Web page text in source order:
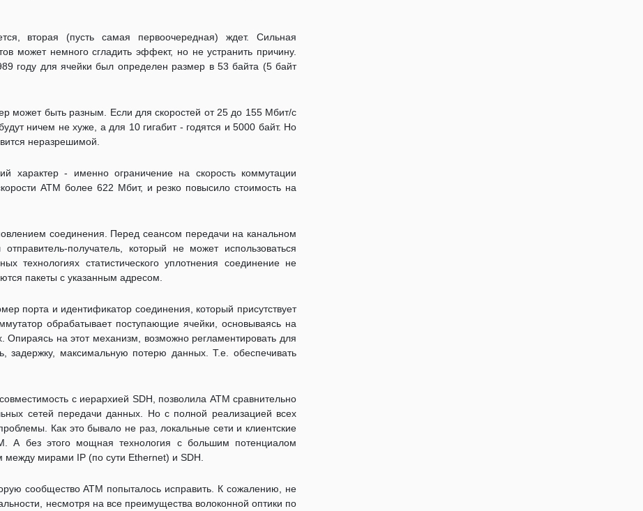
вторая (пусть самая первоочередная) ждет. Сильная
может немного сгладить эффект, но не устранить причину.
году для ячейки был определен размер в 53 байта (5 байт
может быть разным. Если для скоростей от 25 до 155 Мбит/с
ничем не хуже, а для 10 гигабит - годятся и 5000 байт. Но
неразрешимой.
характер - именно ограничение на скорость коммутации
АТМ более 622 Мбит, и резко повысило стоимость на
соединения. Перед сеансом передачи на канальном
получатель, который не может использоваться
технологиях статистического уплотнения соединение не
пакеты с указанным адресом.
порта и идентификатор соединения, который присутствует
обрабатывает поступающие ячейки, основываясь на
Опираясь на этот механизм, возможно регламентировать для
задержку, максимальную потерю данных. Т.е. обеспечивать
с иерархией SDH, позволила АТМ сравнительно
сетей передачи данных. Но с полной реализацией всех
Как это бывало не раз, локальные сети и клиентские
А без этого мощная технология с большим потенциалом
между мирами IP (по сути Ethernet) и SDH.
сообщество АТМ попыталось исправить. К сожалению, не
несмотря на все преимущества волоконной оптики по